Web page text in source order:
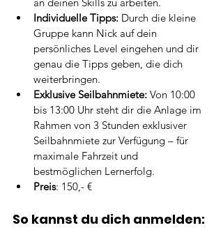
Individuelle Tipps: Durch die kleine
Gruppe kann Nick auf dein
persönliches Level eingehen und dir
genau die Tipps geben, die dich
weiterbringen.
Exklusive Seilbahnmiete: Von 10:00
bis 13:00 Uhr steht dir die Anlage im
Rahmen von 3 Stunden exklusiver
Seilbahnmiete zur Verfügung – für
maximale Fahrzeit und
bestmöglichen Lernerfolg.
Preis: 150,- €
So kannst du dich anmelden: